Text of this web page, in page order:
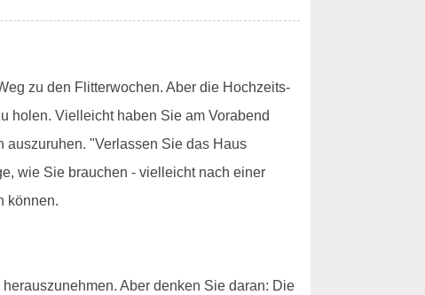
zu den Flitterwochen. Aber die Hochzeits-
holen. Vielleicht haben Sie am Vorabend
"Verlassen Sie das Haus
wie Sie brauchen - vielleicht nach einer
können.
Aber denken Sie daran: Die